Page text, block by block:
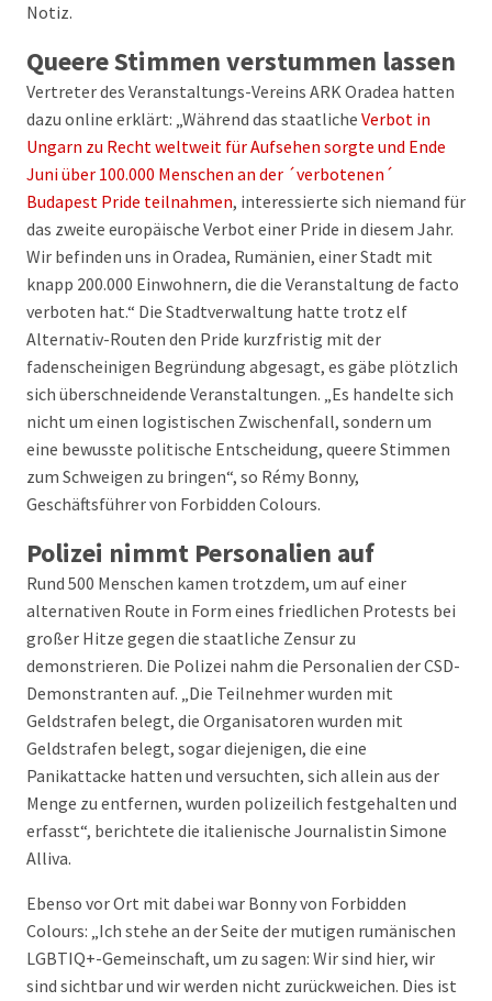
Notiz.
Queere Stimmen verstummen lassen
Vertreter des Veranstaltungs-Vereins ARK Oradea hatten
dazu online erklärt: „Während das staatliche Verbot in
Ungarn zu Recht weltweit für Aufsehen sorgte und Ende
Juni über 100.000 Menschen an der ´verbotenen´
Budapest Pride teilnahmen, interessierte sich niemand für
das zweite europäische Verbot einer Pride in diesem Jahr.
Wir befinden uns in Oradea, Rumänien, einer Stadt mit
knapp 200.000 Einwohnern, die die Veranstaltung de facto
verboten hat.“ Die Stadtverwaltung hatte trotz elf
Alternativ-Routen den Pride kurzfristig mit der
fadenscheinigen Begründung abgesagt, es gäbe plötzlich
sich überschneidende Veranstaltungen. „Es handelte sich
nicht um einen logistischen Zwischenfall, sondern um
eine bewusste politische Entscheidung, queere Stimmen
zum Schweigen zu bringen“, so Rémy Bonny,
Geschäftsführer von Forbidden Colours.
Polizei nimmt Personalien auf
Rund 500 Menschen kamen trotzdem, um auf einer
alternativen Route in Form eines friedlichen Protests bei
großer Hitze gegen die staatliche Zensur zu
demonstrieren. Die Polizei nahm die Personalien der CSD-
Demonstranten auf. „Die Teilnehmer wurden mit
Geldstrafen belegt, die Organisatoren wurden mit
Geldstrafen belegt, sogar diejenigen, die eine
Panikattacke hatten und versuchten, sich allein aus der
Menge zu entfernen, wurden polizeilich festgehalten und
erfasst“, berichtete die italienische Journalistin Simone
Alliva.
Ebenso vor Ort mit dabei war Bonny von Forbidden
Colours: „Ich stehe an der Seite der mutigen rumänischen
LGBTIQ+-Gemeinschaft, um zu sagen: Wir sind hier, wir
sind sichtbar und wir werden nicht zurückweichen. Dies ist